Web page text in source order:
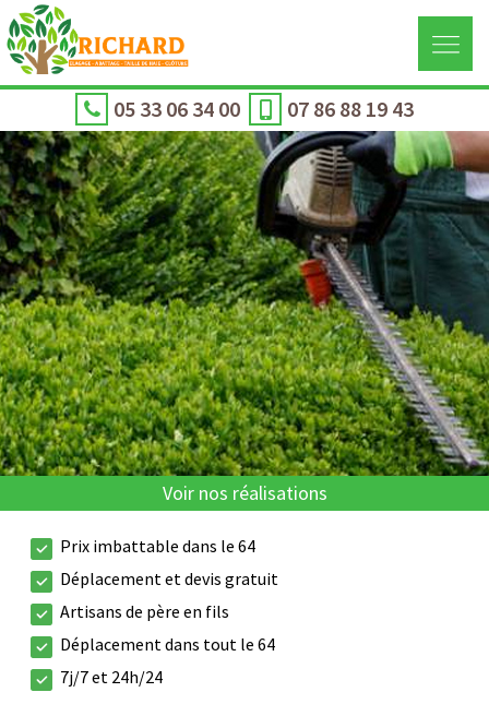
05 33 06 34 00 07 86 88 19 43
Voir nos réalisations
Prix imbattable dans le 64
Déplacement et devis gratuit
Artisans de père en fils
Déplacement dans tout le 64
7j/7 et 24h/24